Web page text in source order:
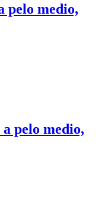
pelo medio,
pelo medio,